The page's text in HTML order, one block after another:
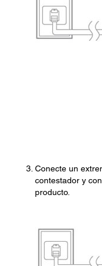
Conecte un
contestador y
producto.